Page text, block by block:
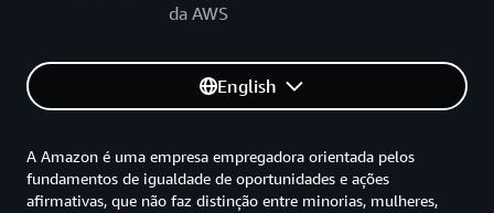
da AWS
English
A Amazon é uma empresa empregadora orientada pelos
fundamentos de igualdade de oportunidades e ações
afirmativas, que não faz distinção entre minorias, mulheres,